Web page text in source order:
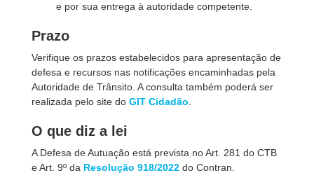
e por sua entrega à autoridade competente.
Prazo
Verifique os prazos estabelecidos para apresentação de
defesa e recursos nas notificações encaminhadas pela
Autoridade de Trânsito. A consulta também poderá ser
realizada pelo site do GIT Cidadão
O que diz a lei
A Defesa de Autuação está prevista no Art. 281 do CTB
e Art. 9º da Resolução 918/2022 do Contran.